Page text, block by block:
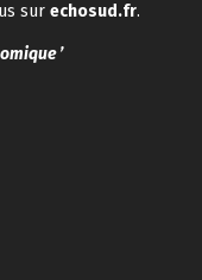
surechosud.fr.
’